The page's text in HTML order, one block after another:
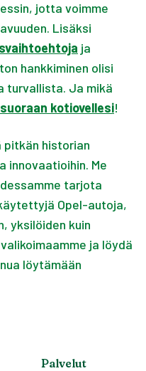
jotta voimme
Lisäksi
ja
hankkiminen olisi
turvallista. Ja mikä
kotiovellesi!
pitkän historian
innovaatioihin. Me
tarjota
Opel-autoja,
yksilöiden kuin
ja löydä
löytämään
Palvelut